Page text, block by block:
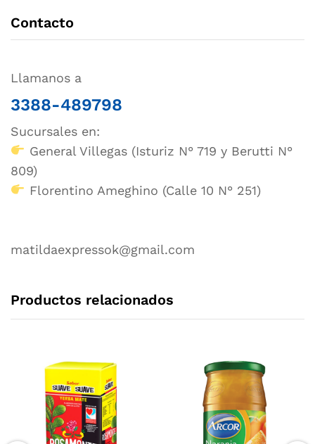
Contacto
Llamanos a
3388-489798
Sucursales en:
General Villegas (Isturiz N° 719 y Berutti N°
809)
Florentino Ameghino (Calle 10 N° 251)
matildaexpressok@gmail.com
Productos relacionados